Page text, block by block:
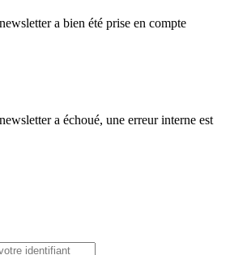
a bien été prise en compte
a échoué, une erreur interne est